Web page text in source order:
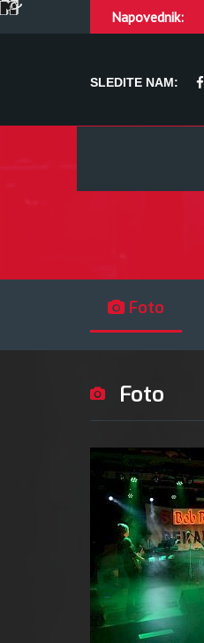
Napovednik:
OF JOY + Match! + Šesti
SLEDITE NAM:
Foto
Foto